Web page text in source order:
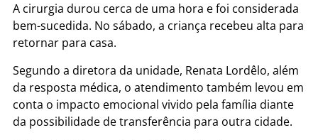
A cirurgia durou cerca de uma hora e foi considerada
bem-sucedida. No sábado, a criança recebeu alta para
retornar para casa.
Segundo a diretora da unidade, Renata Lordêlo, além
da resposta médica, o atendimento também levou em
conta o impacto emocional vivido pela família diante
da possibilidade de transferência para outra cidade.